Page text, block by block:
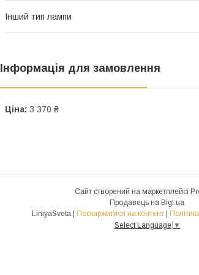
Інший тип лампи
Інформація для замовлення
Ціна: 3 370 ₴
Сайт створений на маркетплейсі
Продавець на Bigl.ua
LiniyaSveta | Поскаржитися на контент |
Select Language ▼